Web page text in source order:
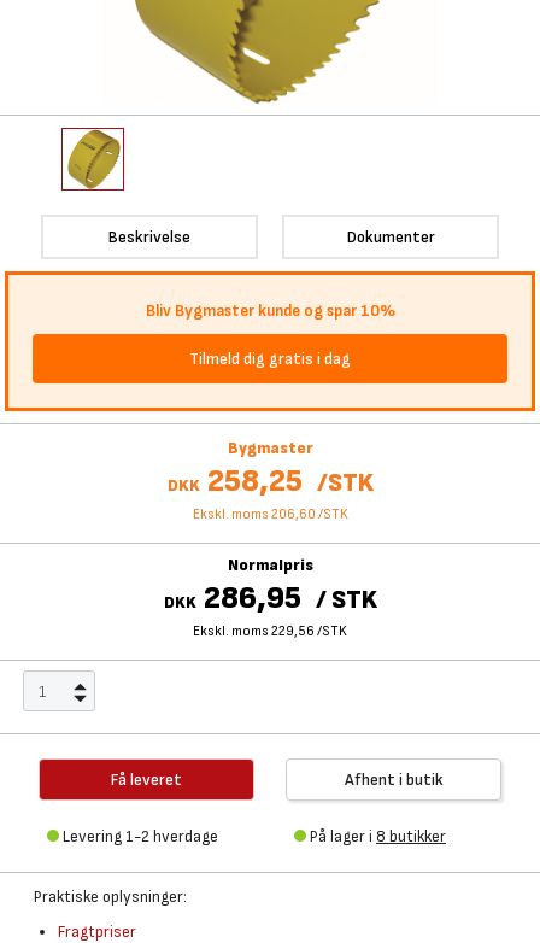
Beskrivelse Dokumenter
Bliv Bygmaster kunde og spar 10%
Tilmeld dig gratis i dag
Bygmaster
DKK 258,25 /STK
Ekskl. moms 206,60 /STK
Normalpris
DKK 286,95 / STK
Ekskl. moms 229,56 /STK
Få leveret
Levering 1-2 hverdage
Afhent i butik
På lager i 8 butikker
Praktiske oplysninger:
Fragtpriser